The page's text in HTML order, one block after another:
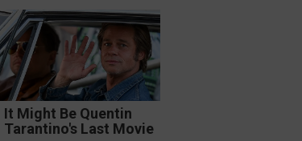
It Might Be Quentin
Tarantino's Last Movie